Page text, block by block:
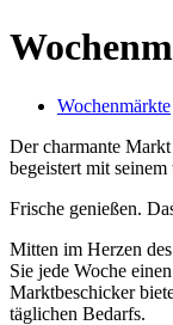
Wochenmärkte
Der charmante
begeistert mit
Frische genießen.
Mitten im Herzen
Sie jede Woche
Marktbeschicker
täglichen Bedarfs.